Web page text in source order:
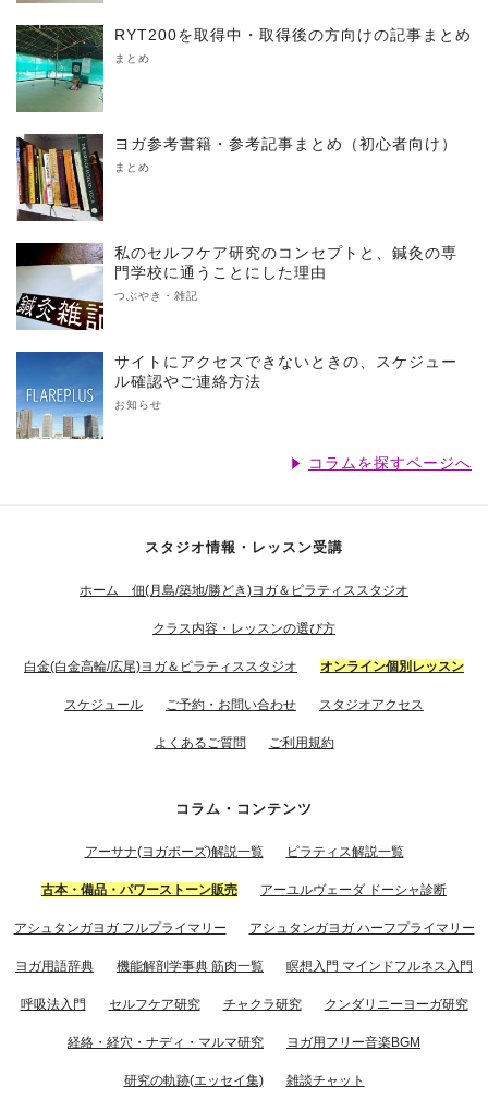
RYT200を取得中・取得後の方向けの記事まとめ
まとめ
ヨガ参考書籍・参考記事まとめ（初心者向け）
まとめ
私のセルフケア研究のコンセプトと、鍼灸の専
門学校に通うことにした理由
つぶやき・雑記
サイトにアクセスできないときの、スケジュー
ル確認やご連絡方法
お知らせ
コラムを探すページへ
スタジオ情報・レッスン受講
ホーム 佃(月島/築地/勝どき)ヨガ＆ピラティススタジオ
クラス内容・レッスンの選び方
白金(白金高輪/広尾)ヨガ＆ピラティススタジオ オンライン個別レッスン
スケジュール ご予約・お問い合わせ スタジオアクセス
よくあるご質問 ご利用規約
コラム・コンテンツ
アーサナ(ヨガポーズ)解説一覧 ピラティス解説一覧
古本・備品・パワーストーン販売 アーユルヴェーダ ドーシャ診断
アシュタンガヨガ フルプライマリー アシュタンガヨガ ハーフプライマリー
ヨガ用語辞典 機能解剖学事典 筋肉一覧 瞑想入門 マインドフルネス入門
呼吸法入門 セルフケア研究 チャクラ研究 クンダリニーヨーガ研究
経絡・経穴・ナディ・マルマ研究 ヨガ用フリー音楽BGM
研究の軌跡(エッセイ集) 雑談チャット